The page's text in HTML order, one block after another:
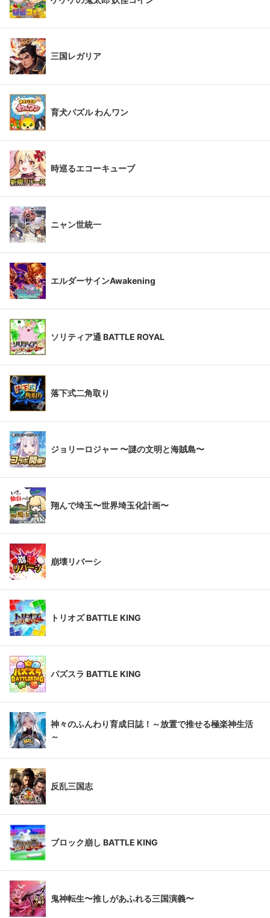
三国レガリア
育犬パズル わんワン
時巡るエコーキューブ
ニャン世統一
エルダーサインAwakening
ソリティア通 BATTLE ROYAL
落下式二角取り
ジョリーロジャー 〜謎の文明と海賊島〜
翔んで埼玉〜世界埼玉化計画〜
崩壊リバーシ
トリオズ BATTLE KING
パズスラ BATTLE KING
神々のふんわり育成日誌！～放置で推せる極楽神生活
～
反乱三国志
ブロック崩し BATTLE KING
鬼神転生〜推しがあふれる三国演義〜